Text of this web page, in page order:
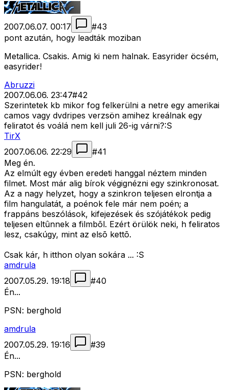
2007.06.07. 00:17 #43
pont azután, hogy leadták moziban
Metallica. Csakis. Amig ki nem halnak. Easyrider öcsém,
easyrider!
Abruzzi
2007.06.06. 23:47#42
Szerintetek kb mikor fog felkerülni a netre egy amerikai
camos vagy dvdripes verzsön amihez kreálnak egy
feliratot és voálá nem kell juli 26-ig várni?:S
TirX
2007.06.06. 22:29
#41
Meg én.
Az elmúlt egy évben eredeti hanggal néztem minden
filmet. Most már alig bírok végignézni egy szinkronosat.
Az a nagy helyzet, hogy a szinkron teljesen elrontja a
film hangulatát, a poénok fele már nem poén; a
frappáns beszólások, kifejezések és szójátékok pedig
teljesen eltûnnek a filmbõl. Ezért örülök neki, h feliratos
lesz, csakúgy, mint az elsõ kettõ.
Csak kár, h itthon olyan sokára ... :S
amdrula
2007.05.29. 19:18
#40
Én...
PSN: berghold
amdrula
2007.05.29. 19:16
#39
Én...
PSN: berghold